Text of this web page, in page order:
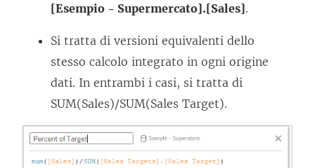
[Esempio - Supermercato].[Sales].
Si tratta di versioni equivalenti dello
stesso calcolo integrato in ogni origine
dati. In entrambi i casi, si tratta di
SUM(Sales)/SUM(Sales Target).